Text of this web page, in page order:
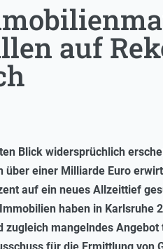
auf
Blick widersprüchlich
über einer Milliarde Euro
auf ein neues Allzeittief
haben in Karlsruhe
zugleich mangelndes